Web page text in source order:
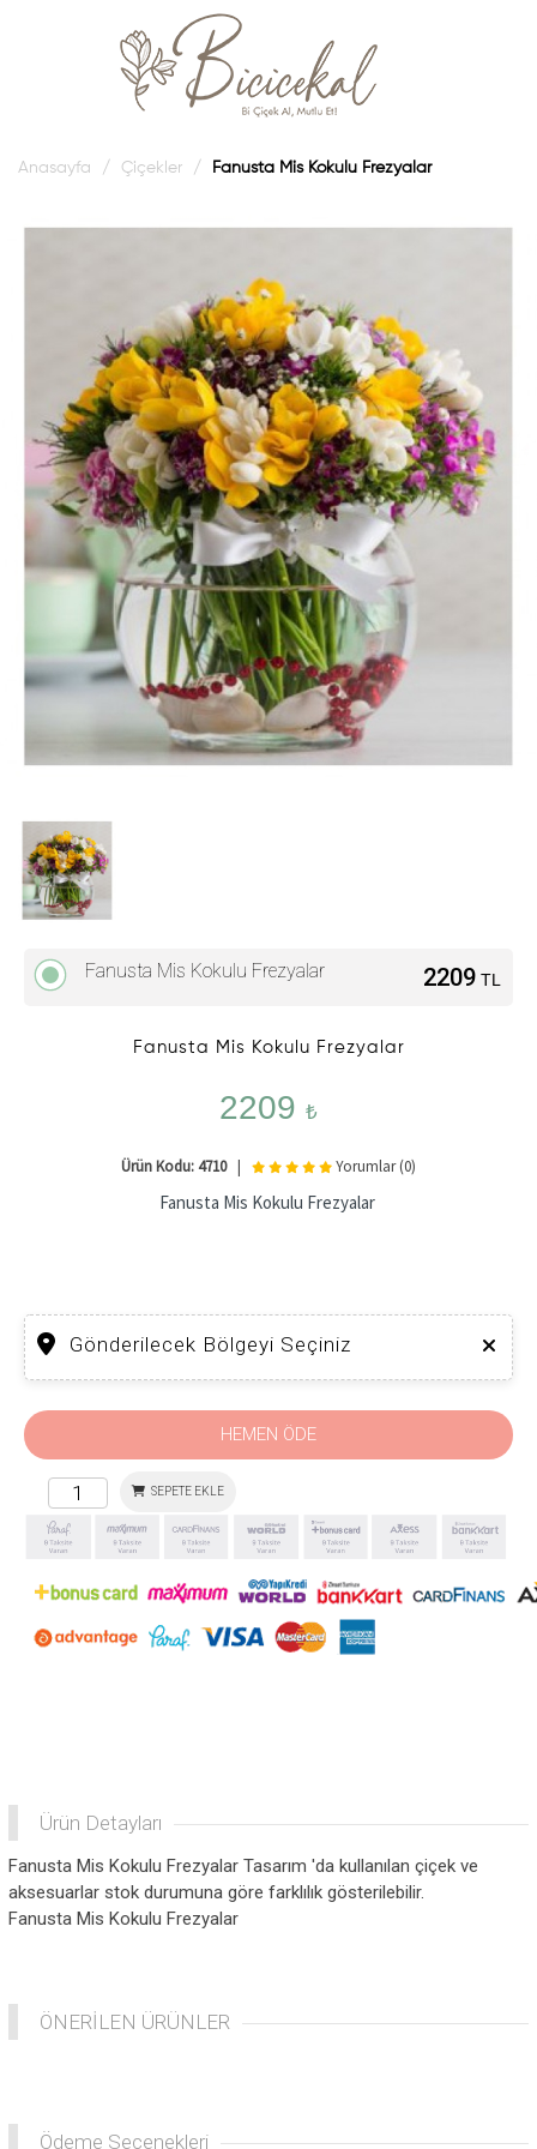
Anasayfa Çiçekler Fanusta Mis Kokulu Frezyalar
Fanusta Mis Kokulu Frezyalar 2209 TL
Fanusta Mis Kokulu Frezyalar
2209 ₺
Ürün Kodu: 4710| Yorumlar (0)
Fanusta Mis Kokulu Frezyalar
Gönderilecek Bölgeyi Seçiniz
HEMEN ÖDE
SEPETE EKLE
Ürün Detayları
Fanusta Mis Kokulu Frezyalar Tasarım 'da kullanılan çiçek ve
aksesuarlar stok durumuna göre farklılık gösterilebilir.
Fanusta Mis Kokulu Frezyalar
ÖNERİLEN ÜRÜNLER
Ödeme Seçenekleri